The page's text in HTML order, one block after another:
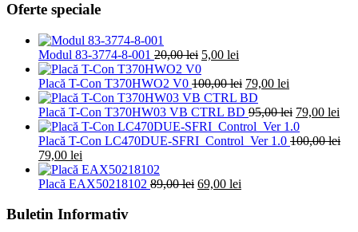
Oferte speciale
Modul 83-3774-8-001 20,00lei Prețul
inițial
a
fost:
20,00 lei.
5,00 lei
este:
5,00 lei.
Placă T-Con T370HWO2 V0 100,00lei Prețul
inițial
a
fost:
100,00 lei.
79,00 lei
este:
79,00 lei.
Placă T-Con T370HW03 VB CTRL BD 95,00lei Prețul
inițial
a
79,00 lei
Placă T-Con LC470DUE-SFRI_Control_Ver 1.0 100,00lei
Prețul
inițial
a
100,00 lei.
79,00 lei
curent
este:
Placă EAX50218102 89,00lei Prețul
69,00 lei
Buletin Informativ